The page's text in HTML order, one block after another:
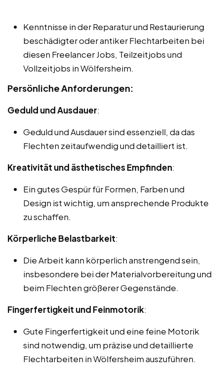
Kenntnisse in der Reparatur und Restaurierung
beschädigter oder antiker Flechtarbeiten bei
diesen Freelancer Jobs, Teilzeitjobs und
Vollzeitjobs in Wölfersheim.
Persönliche Anforderungen:
Geduld und Ausdauer:
Geduld und Ausdauer sind essenziell, da das
Flechten zeitaufwendig und detailliert ist.
Kreativität und ästhetisches Empfinden:
Ein gutes Gespür für Formen, Farben und
Design ist wichtig, um ansprechende Produkte
zu schaffen.
Körperliche Belastbarkeit:
Die Arbeit kann körperlich anstrengend sein,
insbesondere bei der Materialvorbereitung und
beim Flechten größerer Gegenstände.
Fingerfertigkeit und Feinmotorik:
Gute Fingerfertigkeit und eine feine Motorik
sind notwendig, um präzise und detaillierte
Flechtarbeiten in Wölfersheim auszuführen.